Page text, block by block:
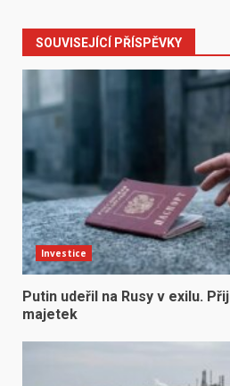
SOUVISEJÍCÍ PŘÍSPĚVKY
Investice
Putin udeřil na Rusy v exilu.
majetek